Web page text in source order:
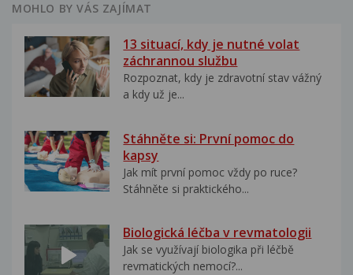
MOHLO BY VÁS ZAJÍMAT
13 situací, kdy je nutné volat
záchrannou službu
Rozpoznat, kdy je zdravotní stav vážný
a kdy už je...
Stáhněte si: První pomoc do
kapsy
Jak mít první pomoc vždy po ruce?
Stáhněte si praktického...
Biologická léčba v revmatologii
Jak se využívají biologika při léčbě
revmatických nemocí?...